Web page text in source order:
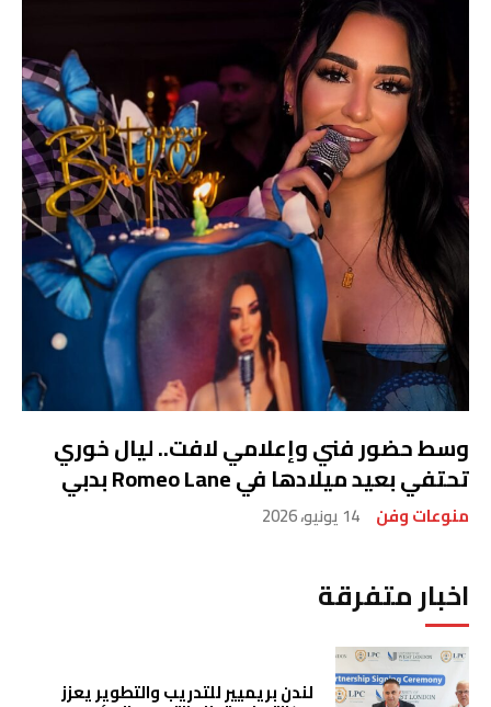
وسط حضور فني وإعلامي لافت.. ليال خوري
تحتفي بعيد ميلادها في Romeo Lane بدبي
منوعات وفن 14 يونيو، 2026
اخبار متفرقة
لندن بريميير للتدريب والتطوير يعزز